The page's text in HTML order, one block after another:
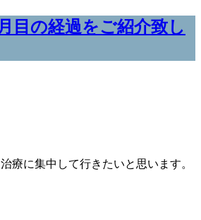
目の経過をご紹介致し
療に集中して行きたいと思います。